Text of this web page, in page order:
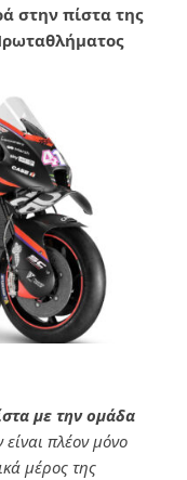
στην πίστα της
με την ομάδα
πλέον μόνο
μέρος της